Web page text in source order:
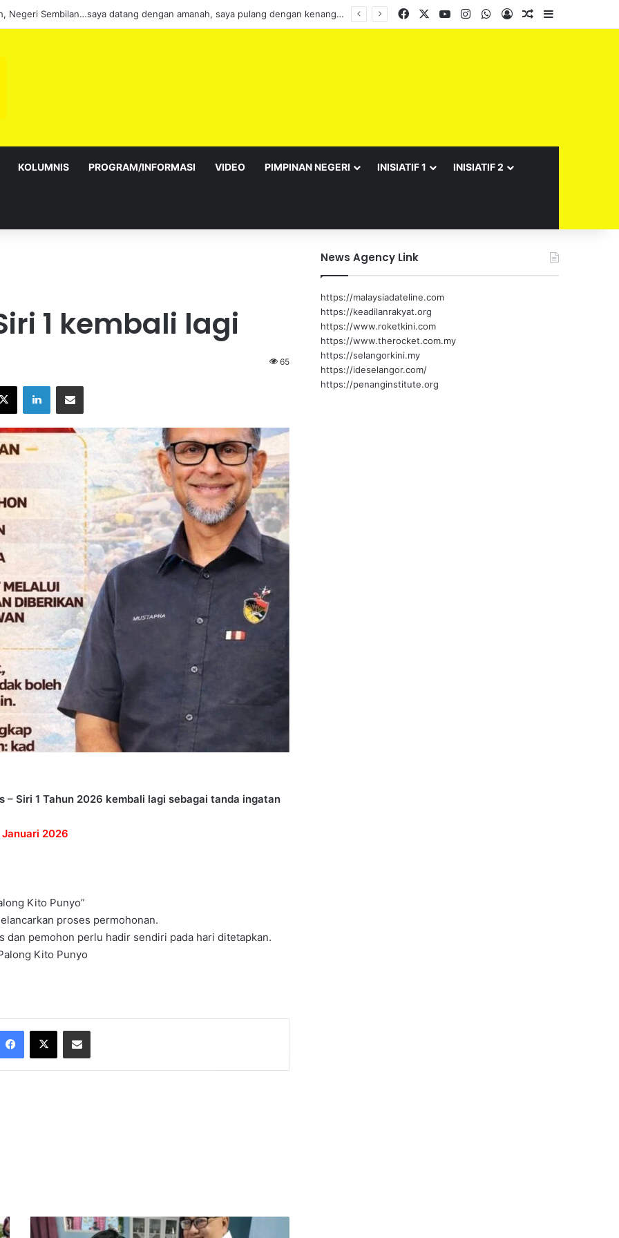
Gemilang: Simbol kedaulatan dan perpaduan bersama Facebook YouTubeInstagramWhatsApp
Log InRandom Article
KOLUMNIS PROGRAM/INFORMASI VIDEO PIMPINAN NEGERI INISIATIF 1 INISIATIF 2
1 kembali lagi
65
– Siri 1 Tahun 2026 kembali lagi sebagai tanda ingatan
2026
Kito Punyo”
proses permohonan.
dan pemohon perlu hadir sendiri pada hari ditetapkan.
Kito Punyo
News Agency Link
https://malaysiadateline.com
https://keadilanrakyat.org
https://www.roketkini.com
https://www.therocket.com.my
https://selangorkini.my
https://ideselangor.com/
https://penanginstitute.org